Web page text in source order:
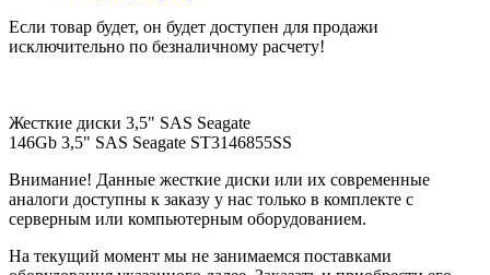
Если товар будет, он будет доступен для продажи
исключительно по безналичному расчету!
Жесткие диски 3,5" SAS Seagate
146Gb 3,5" SAS Seagate ST3146855SS
Внимание! Данные жесткие диски или их современные
аналоги доступны к заказу у нас только в комплекте с
серверным или компьютерным оборудованием.
На текущий момент мы не занимаемся поставками